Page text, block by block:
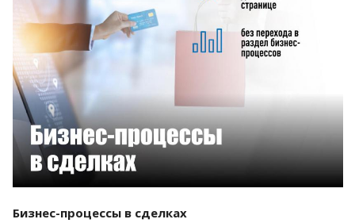
Бизнес-процессы в сделках